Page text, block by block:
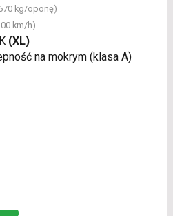
kg/oponę)
km/h)
(XL)
na mokrym (klasa A)